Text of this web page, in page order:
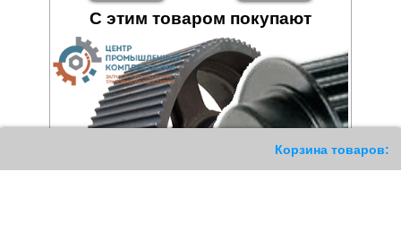
Корзина товаров:
С этим товаром покупают